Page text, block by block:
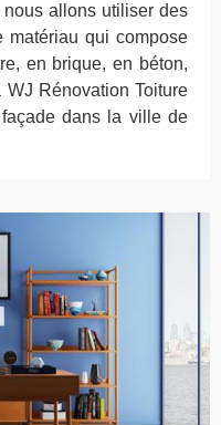
allons utiliser des
matériau qui compose
en brique, en béton,
Rénovation Toiture
dans la ville de